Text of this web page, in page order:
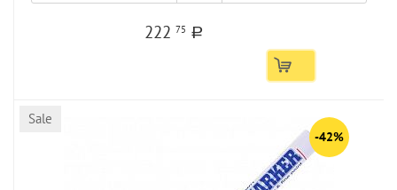
22275 a
Sale
-42%